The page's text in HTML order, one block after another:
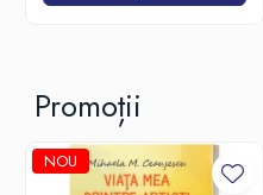
Promoții
NOU